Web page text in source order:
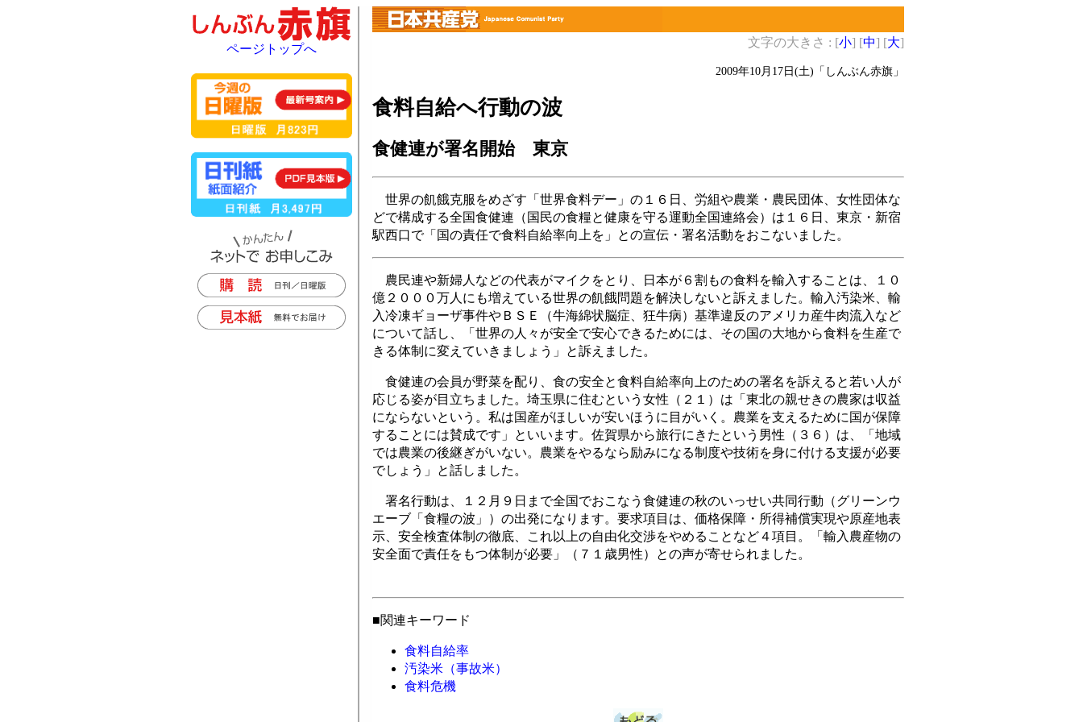
文字の大きさ : [小] [中] [大]
2009年10月17日(土) 「しんぶん赤旗」
食料自給へ行動の波
食健連が署名開始 東京
世界の飢餓克服をめざす「世界食料デー」の１６日、労組や農業・農民団体、女性団体な
どで構成する全国食健連（国民の食糧と健康を守る運動全国連絡会）は１６日、東京・新宿
駅西口で「国の責任で食料自給率向上を」との宣伝・署名活動をおこないました。
農民連や新婦人などの代表がマイクをとり、日本が６割もの食料を輸入することは、１０
億２０００万人にも増えている世界の飢餓問題を解決しないと訴えました。輸入汚染米、輸
入冷凍ギョーザ事件やＢＳＥ（牛海綿状脳症、狂牛病）基準違反のアメリカ産牛肉流入など
について話し、「世界の人々が安全で安心できるためには、その国の大地から食料を生産で
きる体制に変えていきましょう」と訴えました。
食健連の会員が野菜を配り、食の安全と食料自給率向上のための署名を訴えると若い人が
応じる姿が目立ちました。埼玉県に住むという女性（２１）は「東北の親せきの農家は収益
にならないという。私は国産がほしいが安いほうに目がいく。農業を支えるために国が保障
することには賛成です」といいます。佐賀県から旅行にきたという男性（３６）は、「地域
では農業の後継ぎがいない。農業をやるなら励みになる制度や技術を身に付ける支援が必要
でしょう」と話しました。
署名行動は、１２月９日まで全国でおこなう食健連の秋のいっせい共同行動（グリーンウ
エーブ「食糧の波」）の出発になります。要求項目は、価格保障・所得補償実現や原産地表
示、安全検査体制の徹底、これ以上の自由化交渉をやめることなど４項目。「輸入農産物の
安全面で責任をもつ体制が必要」（７１歳男性）との声が寄せられました。
■関連キーワード
食料自給率
汚染米（事故米）
食料危機
ページトップへ